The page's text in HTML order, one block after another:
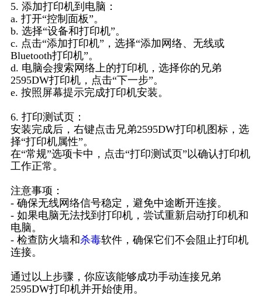
5. 添加打印机到电脑：
a. 打开“控制面板”。
b. 选择“设备和打印机”。
c. 点击“添加打印机”，选择“添加网络、无线或
Bluetooth打印机”。
d. 电脑会搜索网络上的打印机，选择你的兄弟
2595DW打印机，点击“下一步”。
e. 按照屏幕提示完成打印机安装。
6. 打印测试页：
安装完成后，右键点击兄弟2595DW打印机图标，选
择“打印机属性”。
在“常规”选项卡中，点击“打印测试页”以确认打印机
工作正常。
注意事项：
- 确保无线网络信号稳定，避免中途断开连接。
- 如果电脑无法找到打印机，尝试重新启动打印机和
电脑。
- 检查防火墙和杀毒软件，确保它们不会阻止打印机
连接。
通过以上步骤，你应该能够成功手动连接兄弟
2595DW打印机并开始使用。